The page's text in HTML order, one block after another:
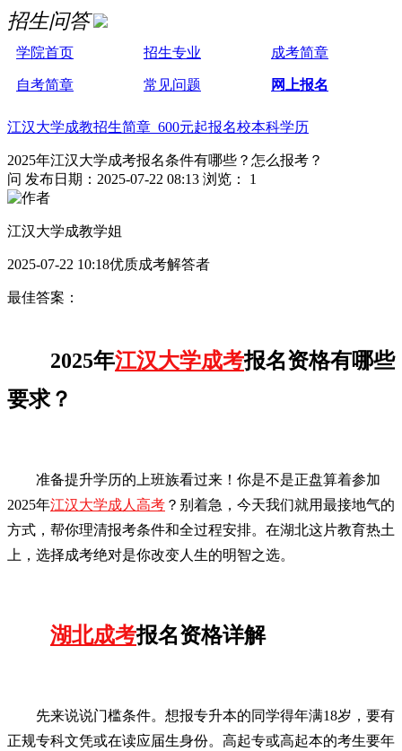
招生问答
学院首页 招生专业 成考简章
自考简章 常见问题 网上报名
江汉大学成教招生简章 600元起报名校本科学历
2025年江汉大学成考报名条件有哪些？怎么报考？
问 发布日期：2025-07-22 08:13 浏览： 1
江汉大学成教学姐
2025-07-22 10:18优质成考解答者
最佳答案：
2025年江汉大学成考报名资格有哪些
要求？
准备提升学历的上班族看过来！你是不是正盘算着参加
2025年江汉大学成人高考 ？别着急，今天我们就用最接地气的
方式，帮你理清报考条件和全过程安排。在湖北这片教育热土
上，选择成考绝对是你改变人生的明智之选。
湖北成考报名资格详解
先来说说门槛条件。想报专升本的同学得年满18岁，要有
正规专科文凭或在读应届生身份。高起专或高起本的考生要年